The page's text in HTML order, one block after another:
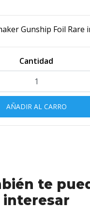
Gunship Foil Rare
Cantidad
te
interesar